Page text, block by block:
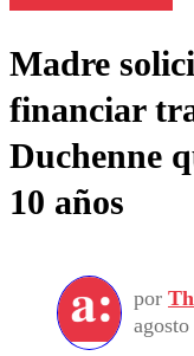
Madre
financiar
Duchenne
10 años
por